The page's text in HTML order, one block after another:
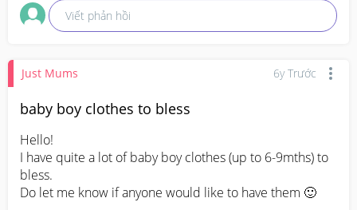
Viết phản hồi
Just Mums 6y Trước
baby boy clothes to bless
Hello!
I have quite a lot of baby boy clothes (up to 6-9mths) to
bless.
Do let me know if anyone would like to have them 🙂